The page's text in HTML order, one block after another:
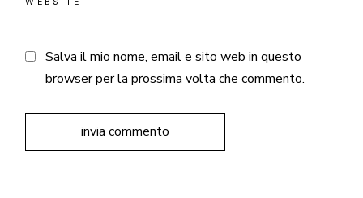
Salva il mio nome, email e sito web in questo
browser per la prossima volta che commento.
invia commento